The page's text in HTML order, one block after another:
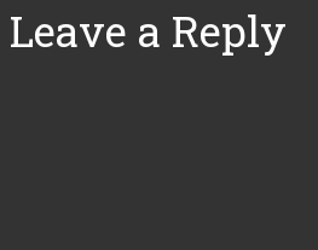
Leave a Reply